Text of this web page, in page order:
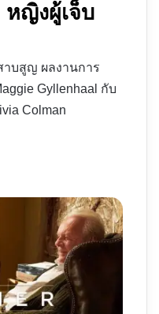
ญิงผู้เจ็บ
าบสูญ ผลงานการ
Gyllenhaal กับ
Colman